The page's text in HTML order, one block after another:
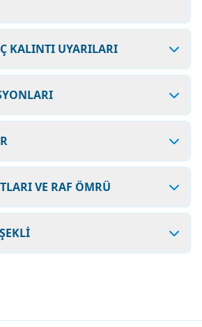
KALINTI UYARILARI
VE RAF ÖMRÜ